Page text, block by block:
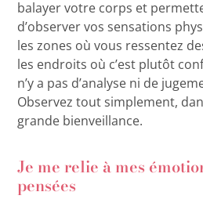
balayer votre corps et
d’observer vos sensations
les zones où vous ressentez
les endroits où c’est plutôt
n’y a pas d’analyse ni de
Observez tout simplement,
grande bienveillance.
Je me relie à mes
pensées